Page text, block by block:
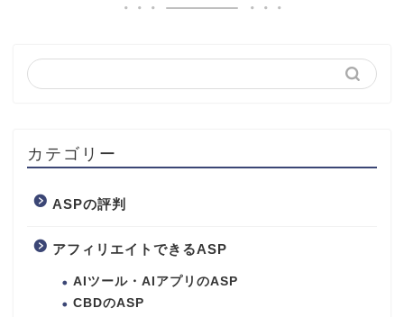
カテゴリー
ASPの評判
アフィリエイトできるASP
AIツール・AIアプリのASP
CBDのASP